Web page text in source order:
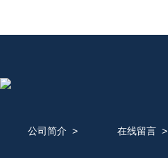
公司简介 > 在线留言>